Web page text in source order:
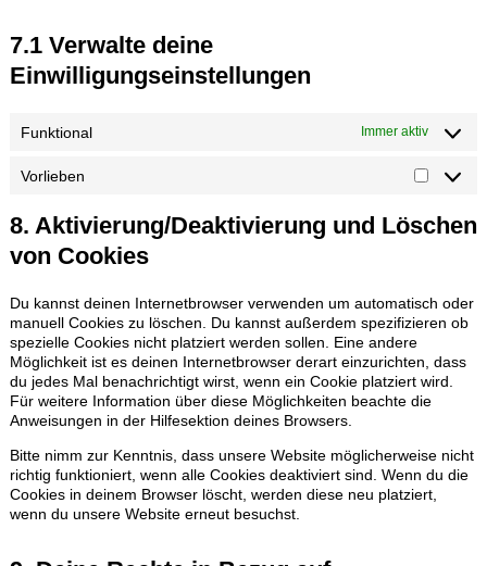
7.1 Verwalte deine
Einwilligungseinstellungen
Funktional Immer aktiv
Vorlieben
8. Aktivierung/Deaktivierung und Löschen
von Cookies
Du kannst deinen Internetbrowser verwenden um automatisch oder
manuell Cookies zu löschen. Du kannst außerdem spezifizieren ob
spezielle Cookies nicht platziert werden sollen. Eine andere
Möglichkeit ist es deinen Internetbrowser derart einzurichten, dass
du jedes Mal benachrichtigt wirst, wenn ein Cookie platziert wird.
Für weitere Information über diese Möglichkeiten beachte die
Anweisungen in der Hilfesektion deines Browsers.
Bitte nimm zur Kenntnis, dass unsere Website möglicherweise nicht
richtig funktioniert, wenn alle Cookies deaktiviert sind. Wenn du die
Cookies in deinem Browser löscht, werden diese neu platziert,
wenn du unsere Website erneut besuchst.